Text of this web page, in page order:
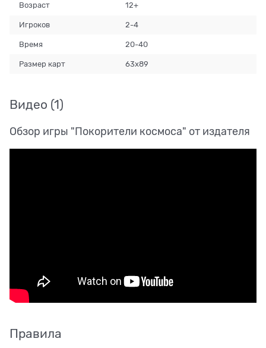
Возраст 12+
Игроков 2-4
Время 20-40
Размер карт 63x89
Видео (1)
Обзор игры "Покорители космоса" от издателя
Правила